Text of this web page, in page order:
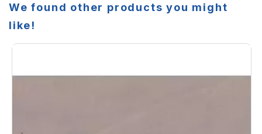
We found other products you might
like!